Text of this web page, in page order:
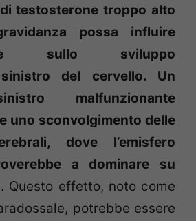
testosterone troppo alto
possa influire
sullo sviluppo
sinistro del cervello. Un
malfunzionante
uno sconvolgimento delle
dove l’emisfero
a dominare su
. Questo effetto, noto come
potrebbe essere